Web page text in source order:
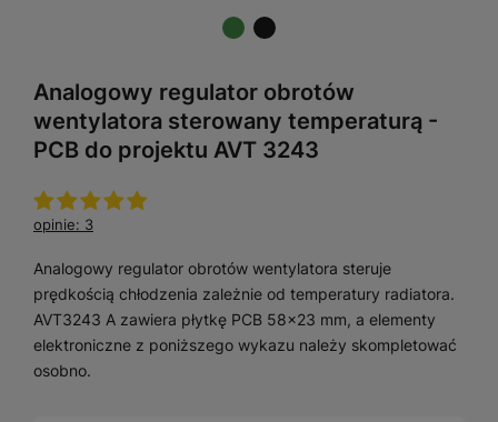
Analogowy regulator obrotów
wentylatora sterowany temperaturą -
PCB do projektu AVT 3243
opinie: 3
Analogowy regulator obrotów wentylatora steruje
prędkością chłodzenia zależnie od temperatury radiatora.
AVT3243 A zawiera płytkę PCB 58×23 mm, a elementy
elektroniczne z poniższego wykazu należy skompletować
osobno.